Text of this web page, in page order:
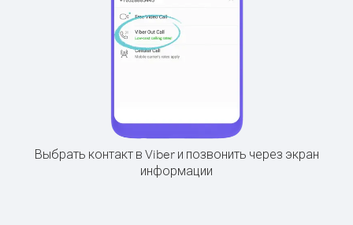
Выбрать контакт в Viber и позвонить через экран
информации